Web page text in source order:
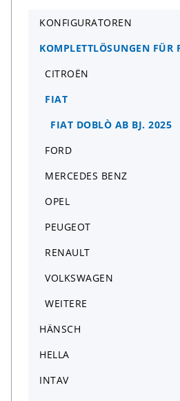
KONFIGURATOREN
KOMPLETTLÖSUNGEN FÜR
CITROËN
FIAT
FIAT DOBLÒ AB BJ. 2025
FORD
MERCEDES BENZ
OPEL
PEUGEOT
RENAULT
VOLKSWAGEN
WEITERE
HÄNSCH
HELLA
INTAV